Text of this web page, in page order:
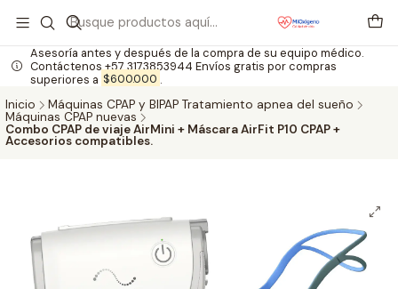
Asesoría antes y después de la compra de su equipo médico.
Contáctenos +57 3173853944 Envíos gratis por compras
superiores a $600.000 .
Inicio
Máquinas CPAP y BIPAP Tratamiento apnea del sueño
Máquinas CPAP nuevas
Combo CPAP de viaje AirMini + Máscara AirFit P10 CPAP +
Accesorios compatibles.